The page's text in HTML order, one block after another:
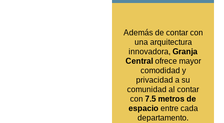
Además de contar con
una arquitectura
innovadora, Granja
Central ofrece mayor
comodidad y
privacidad a su
comunidad al contar
con 7.5 metros de
espacioentre cada
departamento.